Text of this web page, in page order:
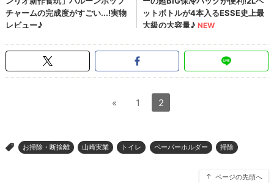
« 1 2
> お掃除・断捨離 山崎実業 トイレ ペーパーホルダー 掃除
ページの先頭へ